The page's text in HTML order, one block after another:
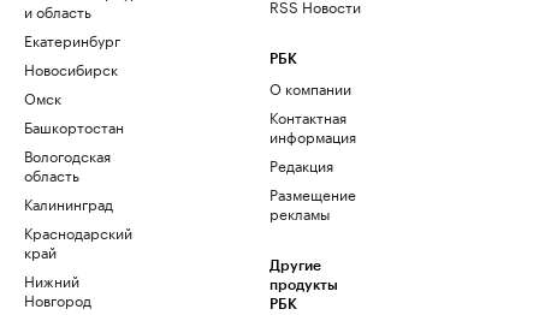
и область
Екатеринбург
Новосибирск
Омск
Башкортостан
Вологодская
область
Калининград
Краснодарский
край
Нижний
Новгород
RSS Новости
РБК
О компании
Контактная
информация
Редакция
Размещение
рекламы
Другие
продукты
РБК